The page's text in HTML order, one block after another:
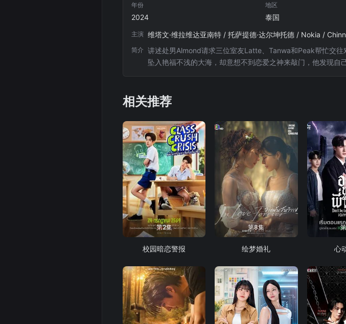
年份
2024
地区
泰国
主演 维塔文·维拉维达亚南特 / 托萨提德·达尔坤托德 / Nokia /
简介 讲述处男Almond请求三位室友Latte、Tanwa和Peak帮忙交
坠入艳福不浅的大海，却意想不到恋爱之神来敲门，他发现自
相关推荐
第2集
校园暗恋警报
第8集
绘梦婚礼 心